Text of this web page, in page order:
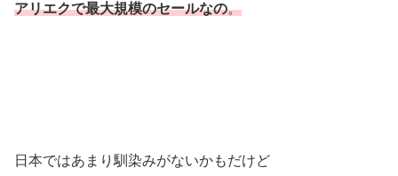
アリエクで最大規模のセールなの。
日本ではあまり馴染みがないかもだけど